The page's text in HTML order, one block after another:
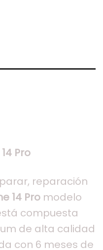
Pro
reparación
14 Pro modelo
compuesta
de alta calidad
con 6 meses de